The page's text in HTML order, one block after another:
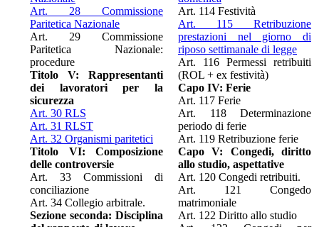
Art. 28 Commissione
Paritetica Nazionale
Art. 29 Commissione
Paritetica Nazionale:
procedure
Titolo V: Rappresentanti
dei lavoratori per la
sicurezza
Art. 30 RLS
Art. 31 RLST
Art. 32 Organismi paritetici
Titolo VI: Composizione
delle controversie
Art. 33 Commissioni di
conciliazione
Art. 34 Collegio arbitrale.
Sezione seconda: Disciplina
Art. 114 Festività
Art. 115 Retribuzione
prestazioni nel giorno di
riposo settimanale di legge
Art. 116 Permessi retribuiti
(ROL + ex festività)
Capo IV: Ferie
Art. 117 Ferie
Art. 118 Determinazione
periodo di ferie
Art. 119 Retribuzione ferie
Capo V: Congedi, diritto
allo studio, aspettative
Art. 120 Congedi retribuiti.
Art. 121 Congedo
matrimoniale
Art. 122 Diritto allo studio